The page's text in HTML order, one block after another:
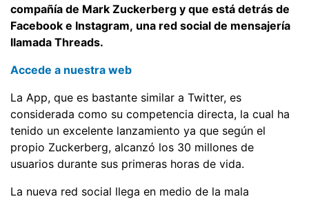
compañía de Mark Zuckerberg y que está detrás de
Facebook e Instagram, una red social de mensajería
llamada Threads.
Accede a nuestra web
La App, que es bastante similar a Twitter, es
considerada como su competencia directa, la cual ha
tenido un excelente lanzamiento ya que según el
propio Zuckerberg, alcanzó los 30 millones de
usuarios durante sus primeras horas de vida.
La nueva red social llega en medio de la mala